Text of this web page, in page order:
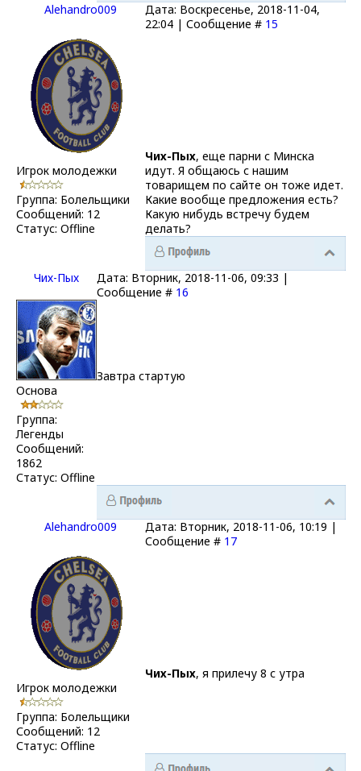
Alehandro009
Дата: Воскресенье, 2018-11-04,
22:04 | Сообщение # 15
Игрок молодежки
Группа: Болельщики
Сообщений: 12
Статус: Offline
Чих-Пых, еще парни с Минска
идут. Я общаюсь с нашим
товарищем по сайте он тоже идет.
Какие вообще предложения есть?
Какую нибудь встречу будем
делать?
Чих-Пых
Дата: Вторник, 2018-11-06, 09:33 |
Сообщение # 16
Основа
Группа:
Легенды
Сообщений:
1862
Статус: Offline
Завтра стартую
Alehandro009
Дата: Вторник, 2018-11-06, 10:19 |
Сообщение # 17
Игрок молодежки
Группа: Болельщики
Сообщений: 12
Статус: Offline
Чих-Пых, я прилечу 8 с утра